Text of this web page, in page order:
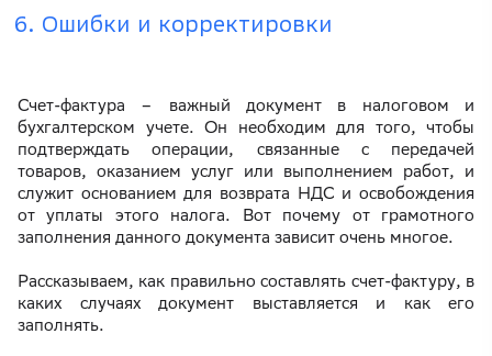
Ошибки и корректировки
Счет-фактура – важный документ в налоговом и
бухгалтерском учете. Он необходим для того, чтобы
подтверждать операции, связанные с передачей
товаров, оказанием услуг или выполнением работ, и
служит основанием для возврата НДС и освобождения
от уплаты этого налога. Вот почему от грамотного
заполнения данного документа зависит очень многое.
Рассказываем, как правильно составлять счет-фактуру, в
каких случаях документ выставляется и как его
заполнять.